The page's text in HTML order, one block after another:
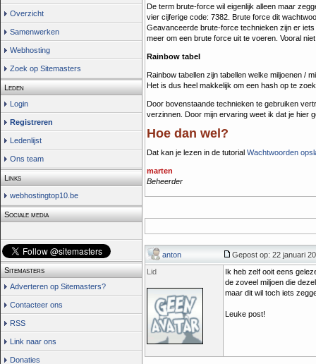
Overzicht
Samenwerken
Webhosting
Zoek op Sitemasters
Leden
Login
Registreren
Ledenlijst
Ons team
Links
webhostingtop10.be
Sociale media
Sitemasters
Adverteren op Sitemasters?
Contacteer ons
RSS
Link naar ons
Donaties
De term brute-force wil eigenlijk alleen maar
vier cijferige code: 7382. Brute force dit
Geavanceerde brute-force technieken zijn er
meer om een brute force uit te voeren. Vooral
Rainbow tabel
Rainbow tabellen zijn tabellen welke miljoenen /
Het is dus heel makkelijk om een hash op te
Door bovenstaande technieken te gebruiken
verzinnen. Door mijn ervaring weet ik dat je hier
Hoe dan wel?
Dat kan je lezen in de tutorial Wachtwoorden
marten
Beheerder
anton
Gepost op: 22 januari
Lid
Ik heb zelf ooit eens
de zoveel miljoen die
maar dit wil toch iets
Leuke post!